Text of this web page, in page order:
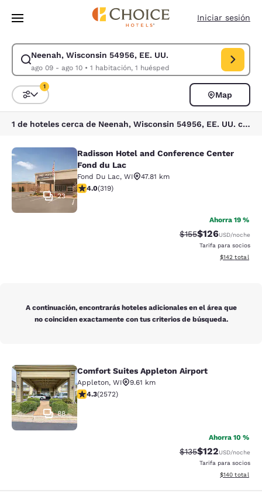
Pasar A Contenido Principal
Iniciar sesión
Neenah, Wisconsin 54956, EE. UU.
ago 09 - ago 10• 1 habitación, 1 huésped
Modificar la búsqueda de Neenah, Wisconsin 54956, EE. UU.. Fecha
Ordenar y filtrar
1
Map
1 de hoteles cerca de Neenah, Wisconsin 54956, EE. UU. coinciden con tus filtros
Radisson Hotel and Conference
23
Radisson Hotel and Conference Center
Fond du Lac
Fond Du Lac, WI
47.81 km
calificación de 4.05 estrellas. Muy bueno. 319 reseñas
4.0(319)
Ahorra 19 %
Precio tachado:
$155Precio con
$126USD/noche
Tarifa para socios
Ver detalles
$142 total
A continuación, encontrarás hoteles adicionales en el área que
no coinciden exactamente con tus criterios de búsqueda.
Comfort Suites Appleton Airport
88
Comfort Suites Appleton Airport
Appleton, WI
9.61 km
calificación de 4.25 estrellas. Excelente. 2572 reseñas
4.3(2572)
Ahorra 10 %
Precio tachado:
$135Precio con
$122USD/noche
Tarifa para socios
Ver detalles
$140 total